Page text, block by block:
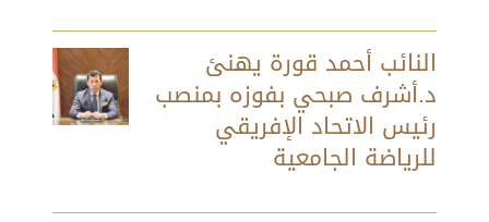
النائب أحمد قورة يهنئ
د.أشرف صبحي بفوزه بمنصب
رئيس الاتحاد الإفريقي
للرياضة الجامعية